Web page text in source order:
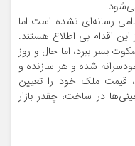
رسانه‌ای نشده است اما
این اقدام بی اطلاع هستند.
بسر ببرد، اما حال و روز
شده و هر سازنده و
قیمت ملک خود را تعیین
در ساخت، چقدر بازار